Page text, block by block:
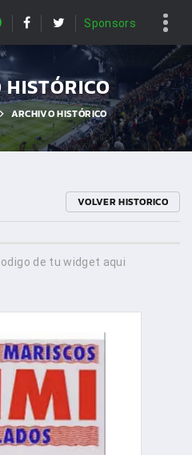
Sponsors
ARCHIVO HISTÓRICO
VOLVER HISTORICO
de tu widget aqui